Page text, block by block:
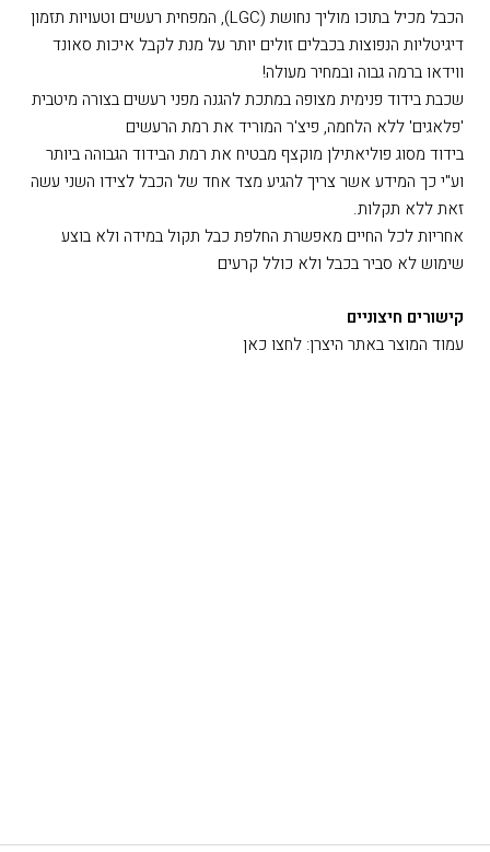
הכבל מכיל בתוכו מוליך נחושת (LGC), המפחית רעשים וטעויות תזמון
דיגיטליות הנפוצות בכבלים זולים יותר על מנת לקבל איכות סאונד
ווידאו ברמה גבוה ובמחיר מעולה!
שכבת בידוד פנימית מצופה במתכת להגנה מפני רעשים בצורה מיטבית
'פלאגים' ללא הלחמה, פיצ'ר המוריד את רמת הרעשים
בידוד מסוג פוליאתילן מוקצף מבטיח את רמת הבידוד הגבוהה ביותר
וע"י כך המידע אשר צריך להגיע מצד אחד של הכבל לצידו השני עשה
זאת ללא תקלות.
אחריות לכל החיים מאפשרת החלפת כבל תקול במידה ולא בוצע
שימוש לא סביר בכבל ולא כולל קרעים
קישורים חיצוניים
עמוד המוצר באתר היצרן: לחצו כאן